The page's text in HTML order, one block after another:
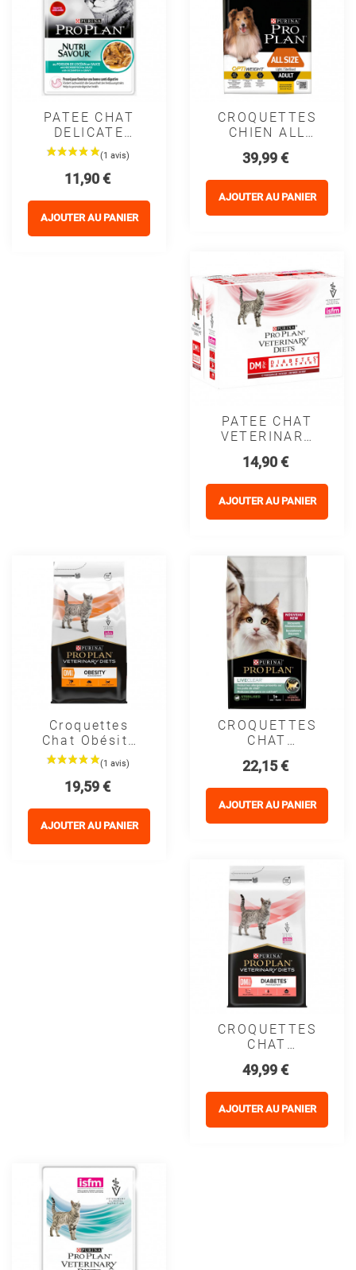
PATEE CHAT
DELICATE
Sauce ADULT
POISSON -
PURINA
Prix
11,90 €
AJOUTER AU PANIER
CROQUETTES
CHIEN ALL
LIGHT /
STERILISED
Avec
Prix
39,99 €
AJOUTER AU PANIER
PATEE CHAT
VETERINARY
ST/OX
DIABETES
MANAGEMENT
Prix
14,90 €
AJOUTER AU PANIER
Croquettes
Chat Obésité
Pro Plan OM
ST/OX
Veterinary
Prix
19,59 €
AJOUTER AU PANIER
CROQUETTES
CHAT
ADULT
STERILISED
SAUMON -
Prix
22,15 €
AJOUTER AU PANIER
CROQUETTES
CHAT
DIETS DM
ST/OX
DIABETES
Prix
49,99 €
AJOUTER AU PANIER